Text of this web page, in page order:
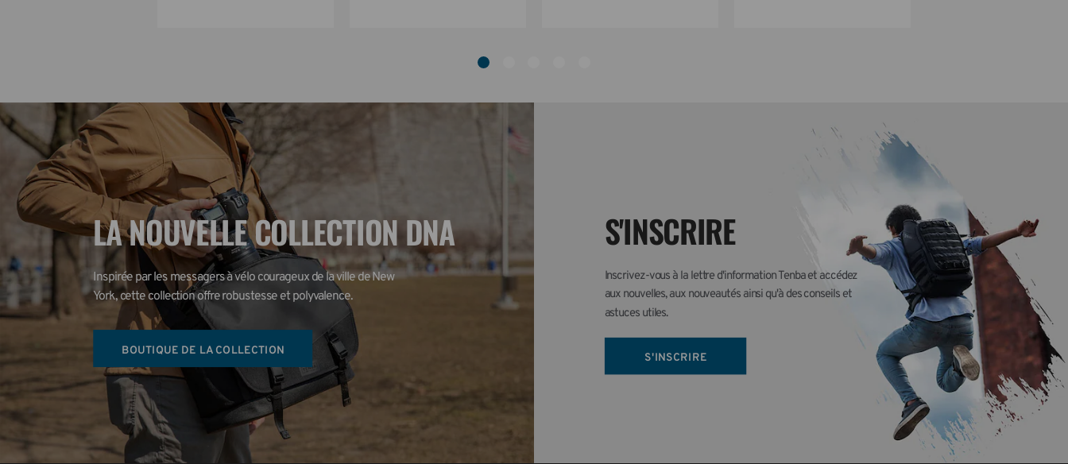
LA NOUVELLE COLLECTION DNA
Inspirée par les messagers à vélo courageux de la ville de New
York, cette collection offre robustesse et polyvalence.
BOUTIQUE DE LA COLLECTION
S'INSCRIRE
Inscrivez-vous à la lettre d'information Tenba et accédez
aux nouvelles, aux nouveautés ainsi qu'à des conseils et
astuces utiles.
S'INSCRIRE